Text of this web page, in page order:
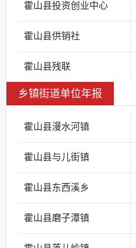
霍山县投资创业中心
霍山县供销社
霍山县残联
乡镇街道单位年报
霍山县漫水河镇
霍山县与儿街镇
霍山县东西溪乡
霍山县磨子潭镇